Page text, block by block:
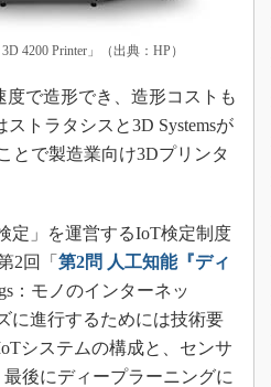
3D 4200 Printer」（出典：HP）
で造形でき、造形コストも
トラタシスと3D Systemsが
とで製造業向け3Dプリンタ
定」を運営するIoT検定制度
2回「 第2問 人工知能『ディ
：モノのインターネッ
に進行するためには技術要
システムの構成と、センサ
後にディープラーニングに